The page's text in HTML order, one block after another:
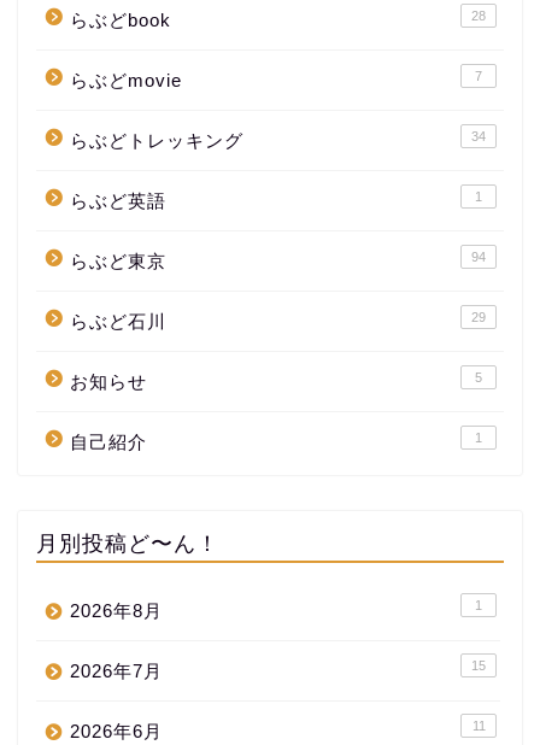
らぶどbook 28
らぶどmovie 7
らぶどトレッキング 34
らぶど英語 1
らぶど東京 94
らぶど石川 29
お知らせ 5
自己紹介 1
月別投稿ど〜ん！
2026年8月 1
2026年7月 15
2026年6月 11